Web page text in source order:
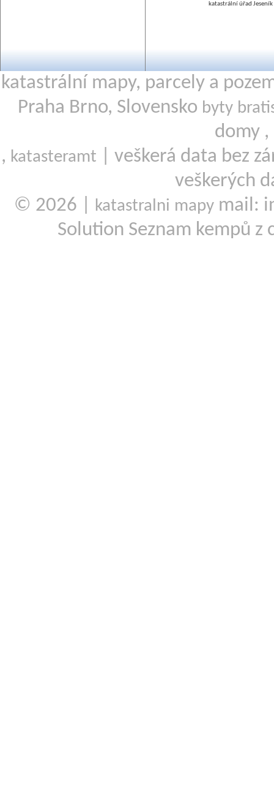
katastrální úřad Jeseník
katastrální mapy, parcely a
Praha Brno, Slovensko byty
domy ,
, katasteramt
| veškerá data bez
veškerých
© 2026 |
katastralni mapy mail:
Solution Seznam kempů z